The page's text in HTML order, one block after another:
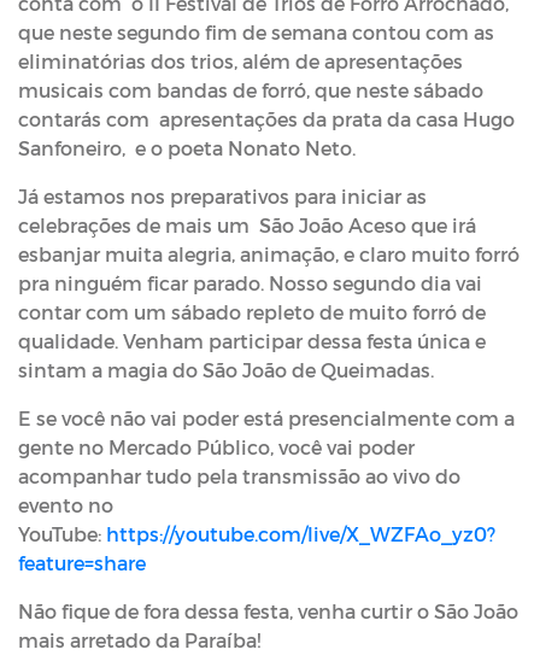
que neste segundo fim de semana contou com as
eliminatórias dos trios, além de apresentações
musicais com bandas de forró, que neste sábado
contarás com apresentações da prata da casa Hugo
Sanfoneiro, e o poeta Nonato Neto.
Já estamos nos preparativos para iniciar as
celebrações de mais um São João Aceso que irá
esbanjar muita alegria, animação, e claro muito forró
pra ninguém ficar parado. Nosso segundo dia vai
contar com um sábado repleto de muito forró de
qualidade. Venham participar dessa festa única e
sintam a magia do São João de Queimadas.
E se você não vai poder está presencialmente com a
gente no Mercado Público, você vai poder
acompanhar tudo pela transmissão ao vivo do
evento no
YouTube: https://youtube.com/live/X_WZFAo_yz0?
feature=share
Não fique de fora dessa festa, venha curtir o São João
mais arretado da Paraíba!